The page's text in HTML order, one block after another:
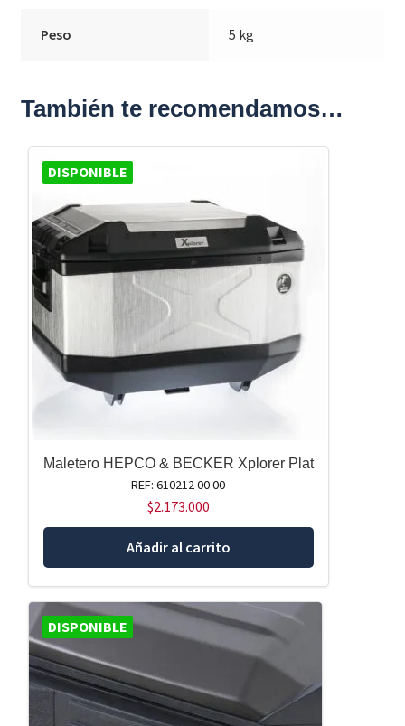
Peso 5 kg
También te recomendamos…
DISPONIBLE
Maletero HEPCO & BECKER Xplorer Plat
REF: 610212 00 00
$2.173.000
Añadir al carrito
DISPONIBLE